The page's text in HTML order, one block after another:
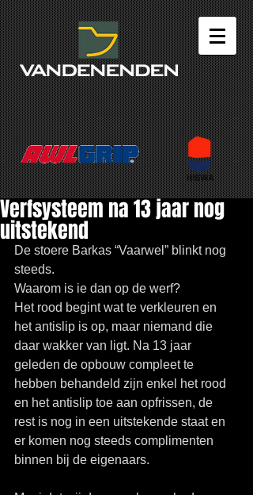
Verfsysteem na 13 jaar nog
uitstekend
De stoere Barkas “Vaarwel” blinkt nog
steeds.
Waarom is ie dan op de werf?
Het rood begint wat te verkleuren en
het antislip is op, maar niemand die
daar wakker van ligt. Na 13 jaar
geleden de opbouw compleet te
hebben behandeld zijn enkel het rood
en het antislip toe aan opfrissen, de
rest is nog in een uitstekende staat en
er komen nog steeds complimenten
binnen bij de eigenaars.